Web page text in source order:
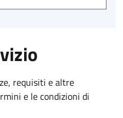
requisiti e altre
e le condizioni di